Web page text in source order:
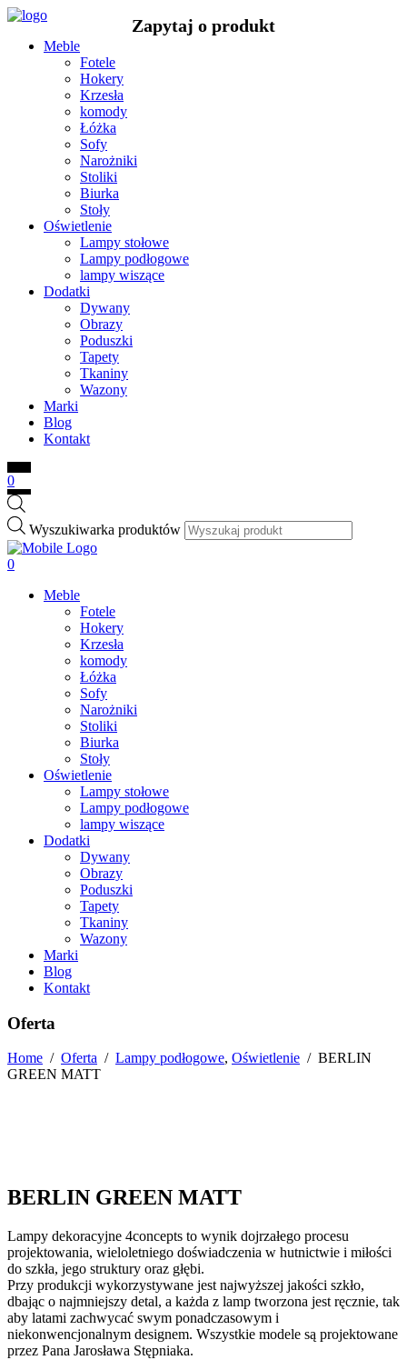
Meble
Fotele
Hokery
Krzesła
komody
Łóżka
Sofy
Narożniki
Stoliki
Biurka
Stoły
Oświetlenie
Lampy stołowe
Lampy podłogowe
lampy wiszące
Dodatki
Dywany
Obrazy
Poduszki
Tapety
Tkaniny
Wazony
Marki
Blog
Kontakt
0
Wyszukiwarka produktów
0
Meble
Fotele
Hokery
Krzesła
komody
Łóżka
Sofy
Narożniki
Stoliki
Biurka
Stoły
Oświetlenie
Lampy stołowe
Lampy podłogowe
lampy wiszące
Dodatki
Dywany
Obrazy
Poduszki
Tapety
Tkaniny
Wazony
Marki
Blog
Kontakt
Oferta
Home / Oferta / Lampy podłogowe, Oświetlenie / BERLIN
GREEN MATT
BERLIN GREEN MATT
Lampy dekoracyjne 4concepts to wynik dojrzałego procesu
projektowania, wieloletniego doświadczenia w hutnictwie i miłości
do szkła, jego struktury oraz głębi.
Przy produkcji wykorzystywane jest najwyższej jakości szkło,
dbając o najmniejszy detal, a każda z lamp tworzona jest ręcznie, tak
aby latami zachwycać swym ponadczasowym i
niekonwencjonalnym designem. Wszystkie modele są projektowane
przez Pana Jarosława Stępniaka.